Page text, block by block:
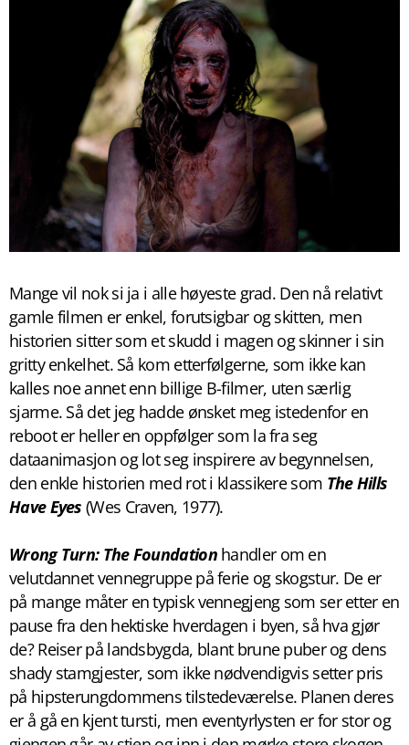
Mange vil nok si ja i alle høyeste grad. Den nå relativt
gamle filmen er enkel, forutsigbar og skitten, men
historien sitter som et skudd i magen og skinner i sin
gritty enkelhet. Så kom etterfølgerne, som ikke kan
kalles noe annet enn billige B-filmer, uten særlig
sjarme. Så det jeg hadde ønsket meg istedenfor en
reboot er heller en oppfølger som la fra seg
dataanimasjon og lot seg inspirere av begynnelsen,
den enkle historien med rot i klassikere som The Hills
Have Eyes (Wes Craven, 1977).
Wrong Turn: The Foundationhandler om en
velutdannet vennegruppe på ferie og skogstur. De er
på mange måter en typisk vennegjeng som ser etter en
pause fra den hektiske hverdagen i byen, så hva gjør
de? Reiser på landsbygda, blant brune puber og dens
shady stamgjester, som ikke nødvendigvis setter pris
på hipsterungdommens tilstedeværelse. Planen deres
er å gå en kjent tursti, men eventyrlysten er for stor og